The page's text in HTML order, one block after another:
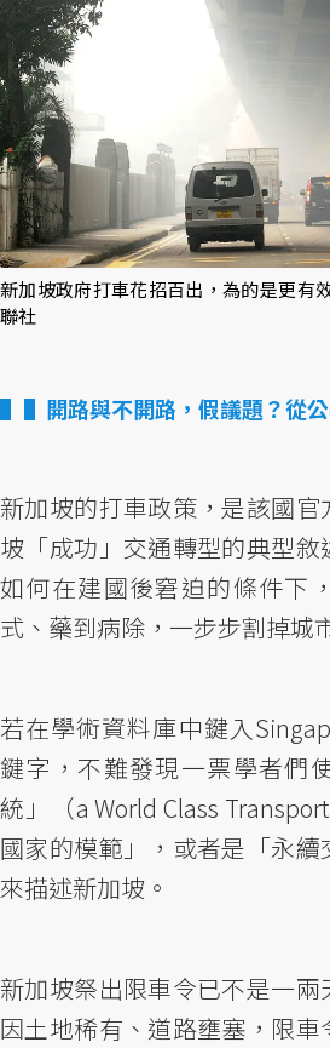
新加坡政府打車花招百出，為的是更有
聯社
▌開路與不開路，假議題？從
新加坡的打車政策，是該國
坡「成功」交通轉型的典型
如何在建國後窘迫的條件下
式、藥到病除，一步步割掉城
若在學術資料庫中鍵入
鍵字，不難發現一票學者們
統」（a World Class
國家的模範」，或者是「永
來描述新加坡。
新加坡祭出限車令已不是一
因土地稀有、道路壅塞，限